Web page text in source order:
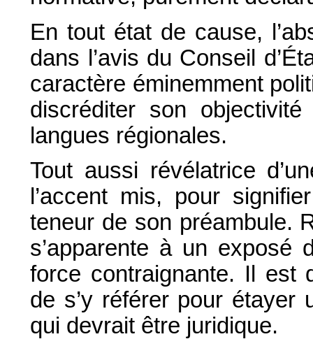
En tout état de cause,
dans l’avis du Conseil
caractère éminemment
discréditer son
langues régionales.
Tout aussi révélatrice
l’accent mis, pour
teneur de son préambule.
s’apparente à un exposé
force contraignante. Il est
de s’y référer pour étayer
qui devrait être juridique.